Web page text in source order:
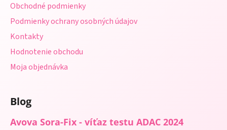
Obchodné podmienky
Podmienky ochrany osobných údajov
Kontakty
Hodnotenie obchodu
Moja objednávka
Blog
Avova Sora-Fix - víťaz testu ADAC 2024